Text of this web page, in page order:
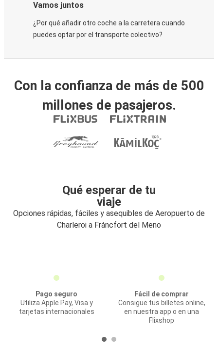
Vamos juntos
¿Por qué añadir otro coche a la carretera cuando
puedes optar por el transporte colectivo?
Con la confianza de más de 500
millones de pasajeros.
Qué esperar de tu
viaje
Opciones rápidas, fáciles y asequibles de Aeropuerto de
Charleroi a Fráncfort del Meno
Pago seguro
Utiliza Apple Pay, Visa y
tarjetas internacionales
Fácil de comprar
Consigue tus billetes online,
en nuestra app o en una
Flixshop